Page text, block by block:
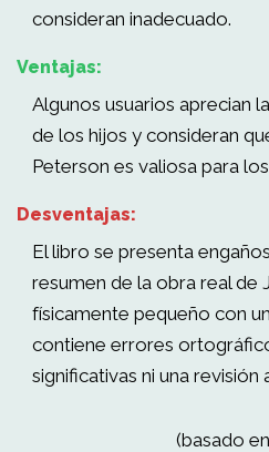
consideran inadecuado.
Ventajas:
Algunos usuarios aprecian
de los hijos y consideran
Peterson es valiosa para
Desventajas:
El libro se presenta
resumen de la obra real de
físicamente pequeño con
contiene errores
significativas ni una revisión
(basado